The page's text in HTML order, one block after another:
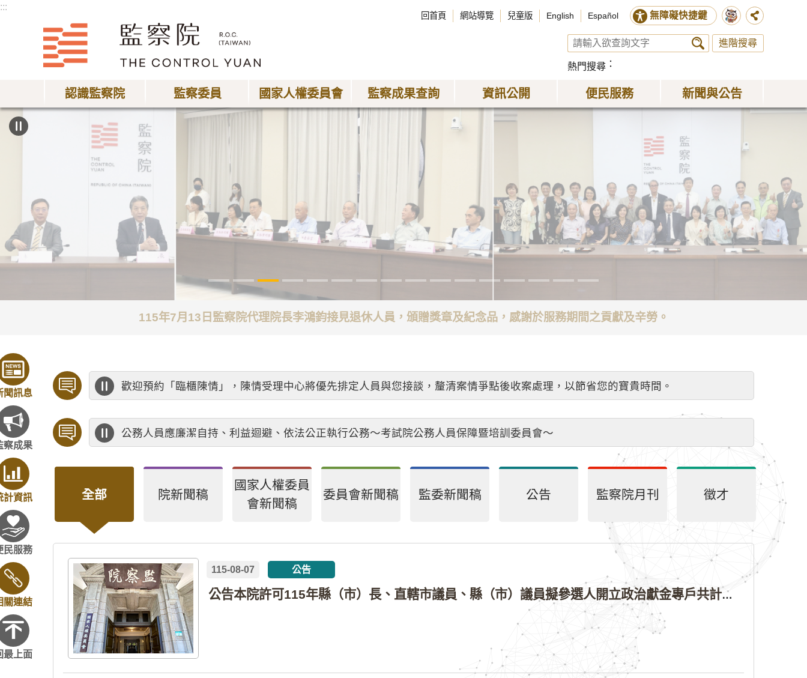
:::
回首頁 網站導覽 兒童版 English Español 無障礙快捷鍵
進階搜尋
熱門搜尋
認識監察院 監察委員 國家人權委員會 監察成果查詢 資訊公開 便民服務 新聞與公告
:::
115年7月13日監察院代理院長李鴻鈞接見退休人員，頒贈獎章及紀念品，感謝於服務期間之貢獻及辛勞。
聞訊息
察成果
計資訊
民服務
關連結
最上面
歡迎預約「臨櫃陳情」，陳情受理中心將優先排定人員與您接談，釐清案情爭點後收案處理，以節省您的寶貴時間。
公務人員應廉潔自持、利益迴避、依法公正執行公務～考試院公務人員保障暨培訓委員會～
全部 院新聞稿
國家人權委員
會新聞稿
委員會新聞稿 監委新聞稿 公告 監察院月刊 徵才
公告本院許可115年縣（市）長、直轄市議員、縣（市）議員擬參選人開立政治獻金專戶共計4戶。各專戶得收受政治獻金期間為自專戶許可設立日起至115年11月27日止，專戶名冊詳如附件。
115-08-07 公告